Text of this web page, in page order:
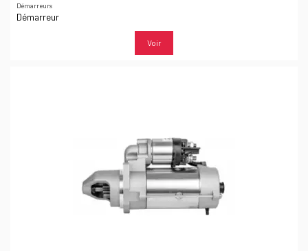
Démarreurs
Démarreur
Voir